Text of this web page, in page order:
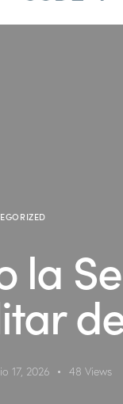
la
17, 2026 48 Views